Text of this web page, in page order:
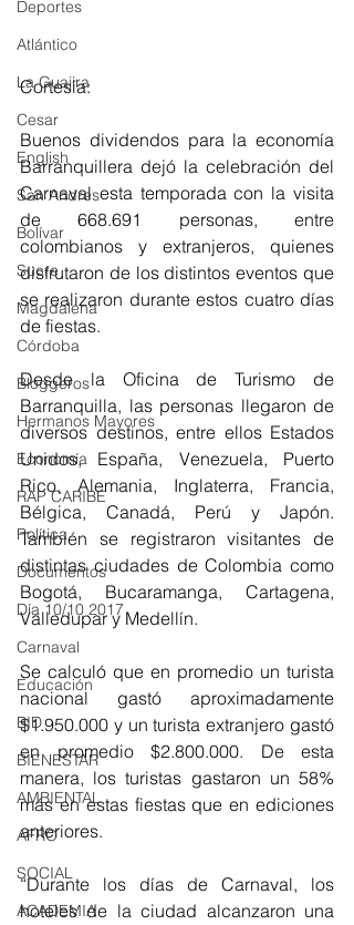
Deportes
Atlántico
La Guajira
Cesar
English
San Andres
Bolívar
Sucre
Magdalena
Córdoba
Bloggeros
Hermanos Mayores
Economía
RAP CARIBE
Política
Documentos
Día 10/10 2017
Carnaval
Educación
BID
BIENESTAR
AMBIENTAL
AFRO
SOCIAL
ACADEMIA
Cortesía:
Buenos dividendos para la economía
Barranquillera dejó la celebración del
Carnaval esta temporada con la visita
de 668.691 personas, entre
colombianos y extranjeros, quienes
disfrutaron de los distintos eventos que
se realizaron durante estos cuatro días
de fiestas.
Desde la Oficina de Turismo de
Barranquilla, las personas llegaron de
diversos destinos, entre ellos Estados
Unidos, España, Venezuela, Puerto
Rico, Alemania, Inglaterra, Francia,
Bélgica, Canadá, Perú y Japón.
También se registraron visitantes de
distintas ciudades de Colombia como
Bogotá, Bucaramanga, Cartagena,
Valledupar y Medellín.
Se calculó que en promedio un turista
nacional gastó aproximadamente
$1.950.000 y un turista extranjero gastó
en promedio $2.800.000. De esta
manera, los turistas gastaron un 58%
más en estas fiestas que en ediciones
anteriores.
“Durante los días de Carnaval, los
hoteles de la ciudad alcanzaron una